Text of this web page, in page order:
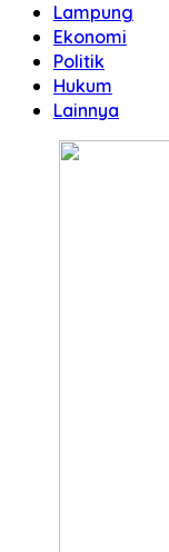
Lampung
Ekonomi
Politik
Hukum
Lainnya